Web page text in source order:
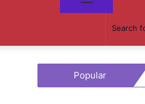
Popular